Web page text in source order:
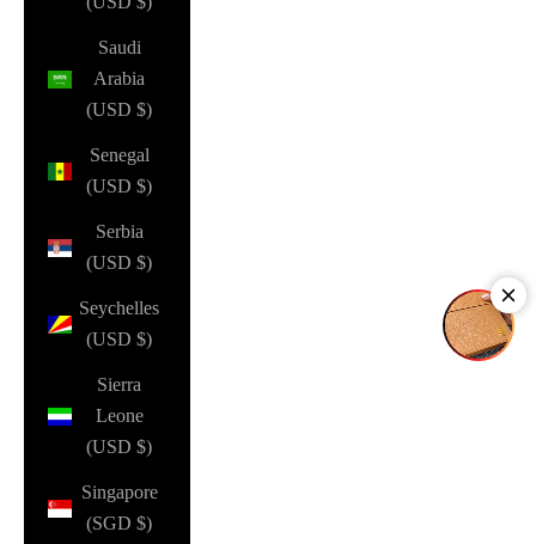
Saudi
Arabia
(USD $)
Senegal
(USD $)
Serbia
(USD $)
Seychelles
(USD $)
Sierra
Leone
(USD $)
Singapore
(SGD $)